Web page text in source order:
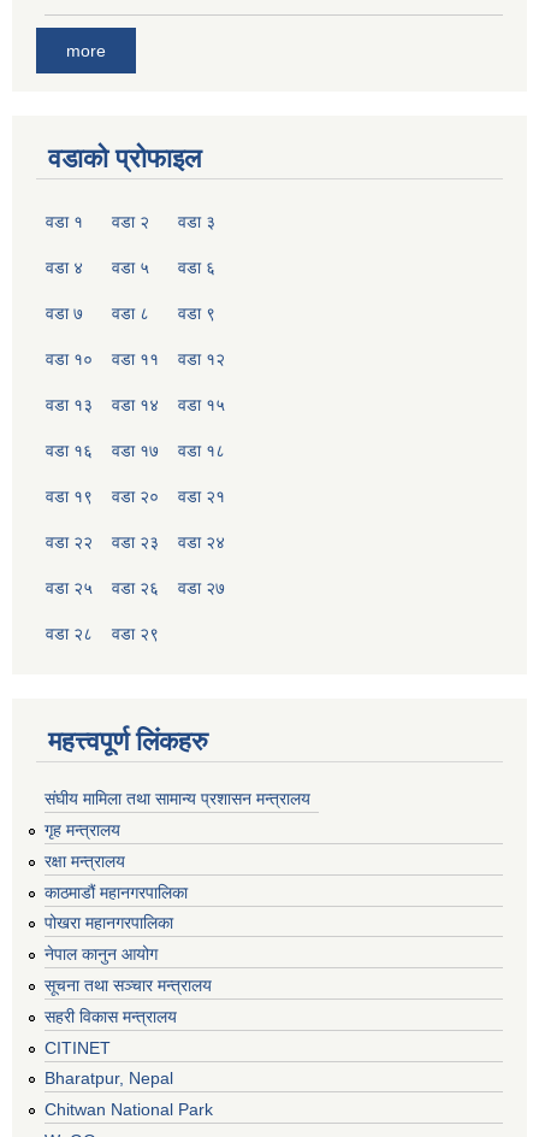
more
वडाको प्रोफाइल
वडा १ वडा २ वडा ३
वडा ४ वडा ५ वडा ६
वडा ७ वडा ८ वडा ९
वडा १० वडा ११ वडा १२
वडा १३ वडा १४ वडा १५
वडा १६ वडा १७ वडा १८
वडा १९ वडा २० वडा २१
वडा २२ वडा २३ वडा २४
वडा २५ वडा २६ वडा २७
वडा २८ वडा २९
महत्त्वपूर्ण लिंकहरु
संघीय मामिला तथा सामान्य प्रशासन मन्त्रालय
गृह मन्त्रालय
रक्षा मन्त्रालय
काठमाडौं महानगरपालिका
पोखरा महानगरपालिका
नेपाल कानुन आयोग
सूचना तथा सञ्चार मन्त्रालय
सहरी विकास मन्त्रालय
CITINET
Bharatpur, Nepal
Chitwan National Park